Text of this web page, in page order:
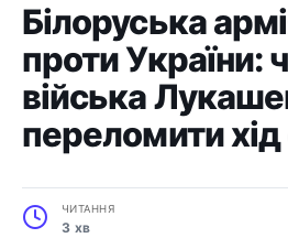
Білоруська
проти України:
війська
переломити
ЧИТАННЯ
3 хв